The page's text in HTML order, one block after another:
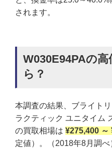
されます。
W030E94PAの
ら？
本調査の結果、ブライト
ラクティック ユニタイム
の買取相場は ¥275,400 ～
定値）。（2018年8月調べ